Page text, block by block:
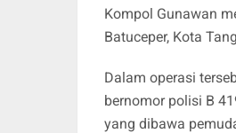
Kompol Gunawan
Batuceper, Kota
Dalam operasi
bernomor polisi B
yang dibawa